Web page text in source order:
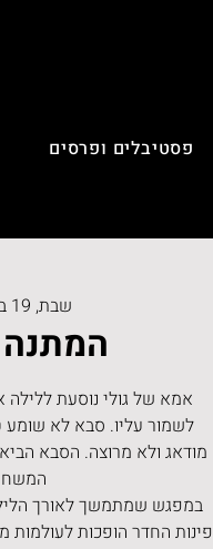
פסטיבלים ופרסים
שבת, 19 ביולי
אמא של גולי נוסעת
לשמור עליו. סבא לא שומע
מודאג ולא מרוצה. הסבא
במפגש שמתמשך לאורך
פינות החדר הופכות לעולמות